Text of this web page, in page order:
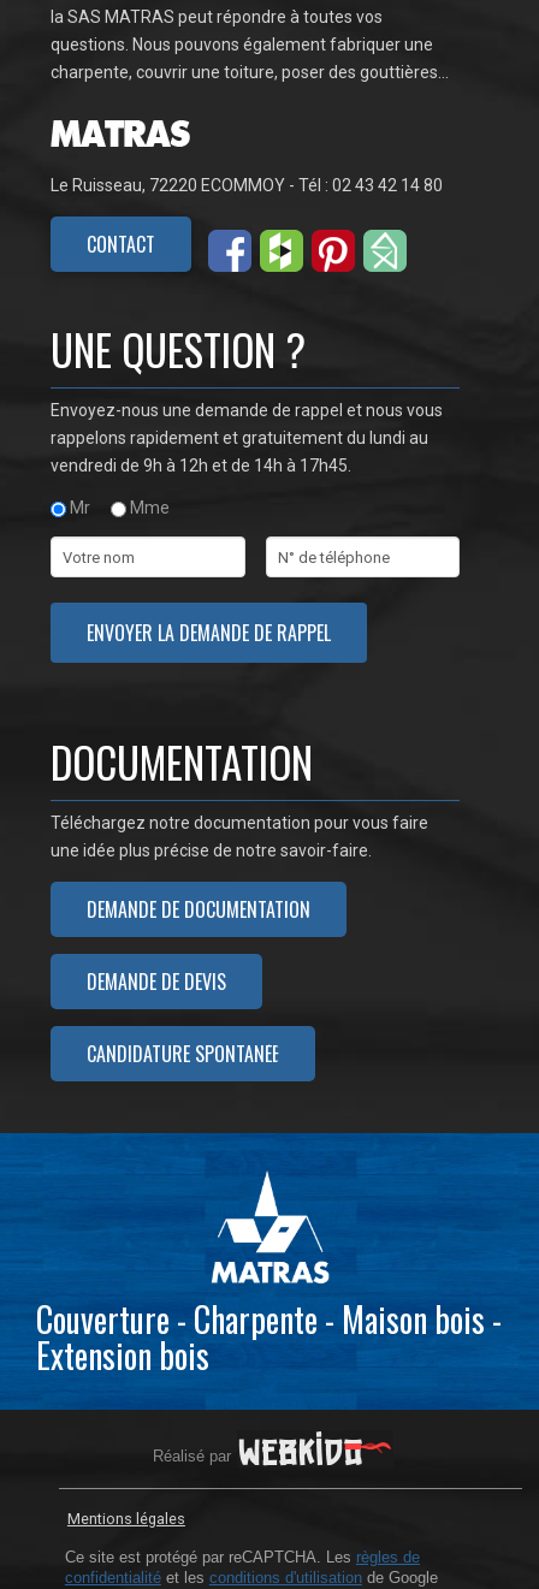
la SAS MATRAS peut répondre à toutes vos
questions. Nous pouvons également fabriquer une
charpente, couvrir une toiture, poser des gouttières…
Le Ruisseau, 72220 ECOMMOY - Tél : 02 43 42 14 80
CONTACT
UNE QUESTION ?
Envoyez-nous une demande de rappel et nous vous
rappelons rapidement et gratuitement du lundi au
vendredi de 9h à 12h et de 14h à 17h45.
Mr Mme
DOCUMENTATION
Téléchargez notre documentation pour vous faire
une idée plus précise de notre savoir-faire.
DEMANDE DE DOCUMENTATION
DEMANDE DE DEVIS
CANDIDATURE SPONTANÉE
Couverture - Charpente - Maison bois -
Extension bois
Mentions légales
Ce site est protégé par reCAPTCHA. Les règles de
confidentialitéet les conditions d'utilisationde Google
Réalisé par